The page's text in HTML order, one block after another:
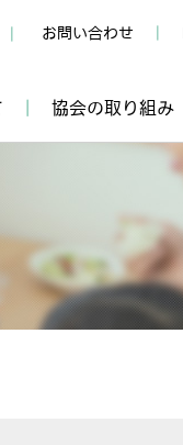
お問い合わせ
協会の取り組み